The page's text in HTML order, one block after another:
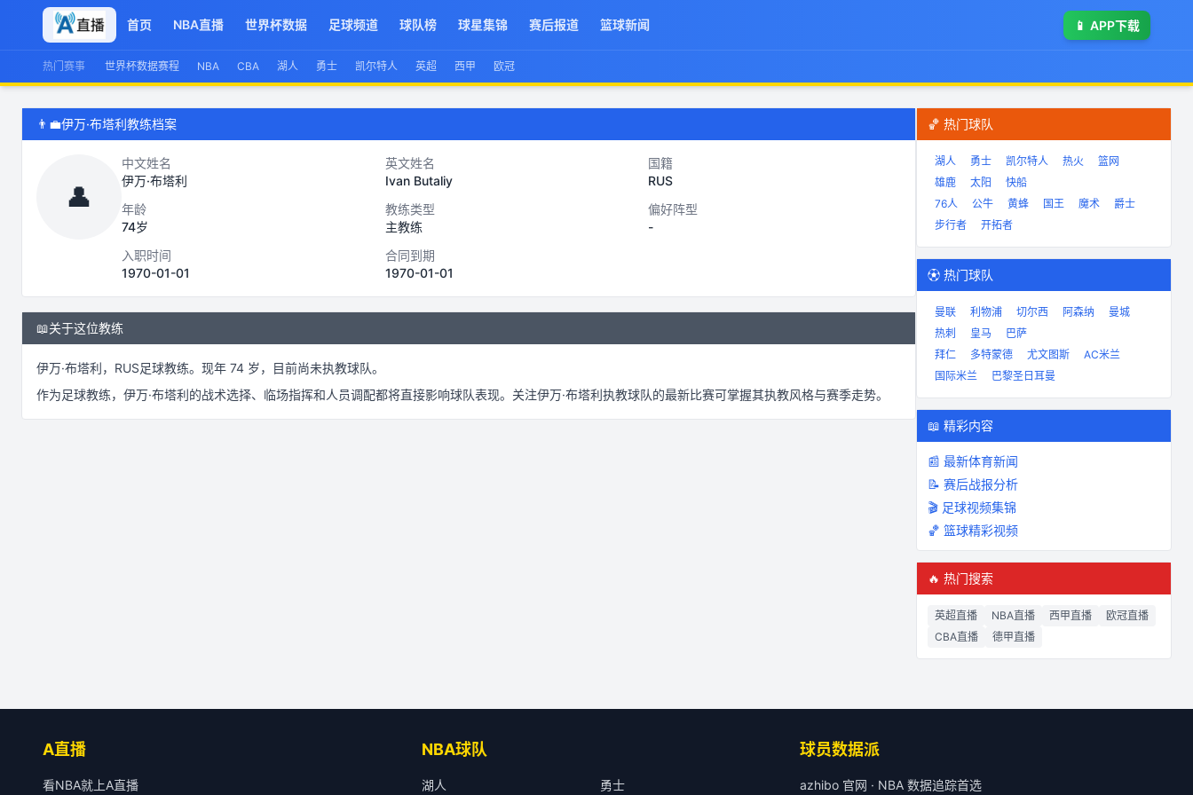
首页 NBA直播 世界杯数据 足球频道 球队榜 球星集锦 赛后报道 篮球新闻 📱 APP下载
热门赛事 世界杯数据赛程 NBA CBA 湖人 勇士 凯尔特人 英超 西甲 欧冠
👨‍💼伊万·布塔利教练档案
👤
中文姓名
伊万·布塔利
英文姓名
Ivan Butaliy
国籍
RUS
年龄
74岁
教练类型
主教练
偏好阵型
-
入职时间
1970-01-01
合同到期
1970-01-01
📖关于这位教练
伊万·布塔利， RUS足球教练。 现年 74 岁，
目前尚未执教球队。
作为足球教练， 伊万·布塔利的战术选择、临场指挥和人员调配都将直接影响球队表现。关注伊万·布塔利执教球队的最新比赛可掌握其执教风格与赛季走势。
🏀 热门球队
湖人 勇士 凯尔特人 热火
篮网
雄鹿
太阳
快船
76人
公牛 黄蜂 国王 魔术
爵士
步行者
开拓者
⚽ 热门球队
曼联 利物浦 切尔西 阿森纳
曼城
热刺
皇马
巴萨
拜仁
多特蒙德 尤文图斯
AC米兰
国际米兰
巴黎圣日耳曼
📖 精彩内容
📰 最新体育新闻
📝 赛后战报分析
🎬 足球视频集锦
🏀 篮球精彩视频
🔥 热门搜索
英超直播 NBA直播 西甲直播
欧冠直播
CBA直播
德甲直播
A直播
看NBA就上A直播
NBA球队
湖人 勇士
球员数据派
azhibo 官网 · NBA 数据追踪首选